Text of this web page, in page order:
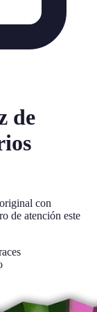
de
con
de atención este